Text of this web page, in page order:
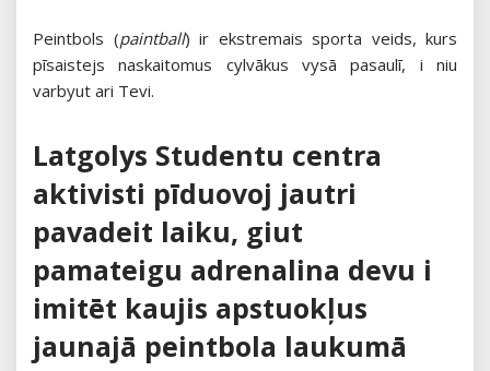
Peintbols (paintball) ir ekstremais sporta veids, kurs
pīsaistejs naskaitomus cylvākus vysā pasaulī, i niu
varbyut ari Tevi.
Latgolys Studentu centra
aktivisti pīduovoj jautri
pavadeit laiku, giut
pamateigu adrenalina devu i
imitēt kaujis apstuokļus
jaunajā peintbola laukumā